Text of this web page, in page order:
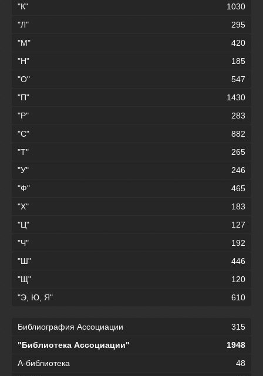
"К"
1030
"Л"
295
"М"
420
"Н"
185
"О"
547
"П"
1430
"Р"
283
"С"
882
"Т"
265
"У"
246
"Ф"
465
"Х"
183
"Ц"
127
"Ч"
192
"Ш"
446
"Щ"
120
"Э, Ю, Я"
610
Библиография Ассоциации
315
"Библиотека Ассоциации"
1948
А-библиотека
48